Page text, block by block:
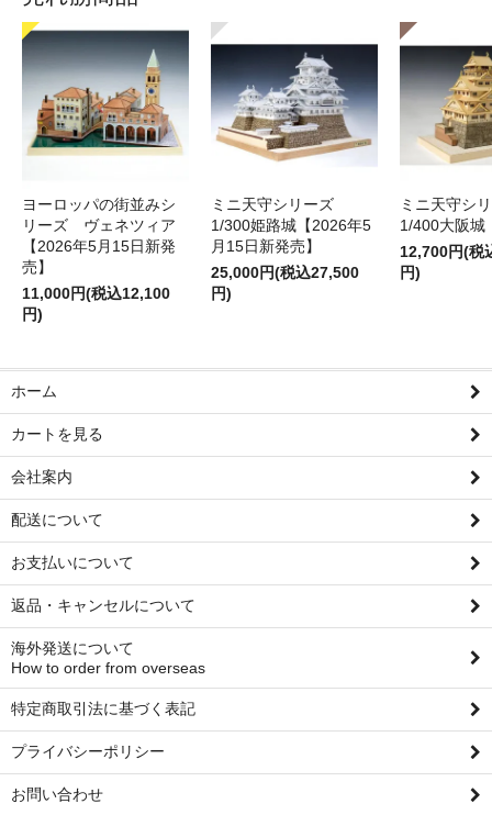
ヨーロッパの街並みシ
リーズ ヴェネツィア
【2026年5月15日新発
売】
11,000円(税込12,100
円)
ミニ天守シリーズ
1/300姫路城【2026年5
月15日新発売】
25,000円(税込27,500
円)
ミニ天守シ
1/400大阪城
12,700円(税
円)
ホーム
カートを見る
会社案内
配送について
お支払いについて
返品・キャンセルについて
海外発送について
How to order from overseas
特定商取引法に基づく表記
プライバシーポリシー
お問い合わせ